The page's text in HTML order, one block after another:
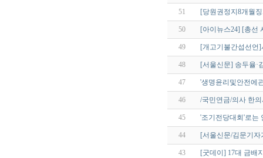
51 [당원권정지8개월
50 [아이뉴스24] [총선
49 [개고기불간섭선언
48 [서울신문] 송두율·
47 '생명윤리및안전에
46 /국민연금/의사 한
45 '조기전당대회'로는
44 [서울신문/김문기
43 [굿데이] 17대 금배